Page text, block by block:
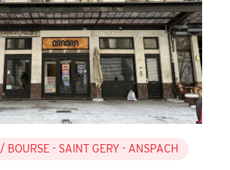
/ BOURSE - SAINT GERY - ANSPACH